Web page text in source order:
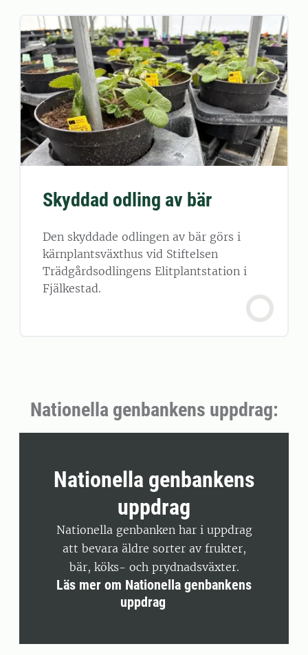
Skyddad odling av bär
Den skyddade odlingen av bär görs i
kärnplantsväxthus vid Stiftelsen
Trädgårdsodlingens Elitplantstation i
Fjälkestad.
Nationella genbankens uppdrag:
Nationella genbankens
uppdrag
Nationella genbanken har i uppdrag
att bevara äldre sorter av frukter,
bär, köks- och prydnadsväxter.
Läs mer om Nationella genbankens
uppdrag